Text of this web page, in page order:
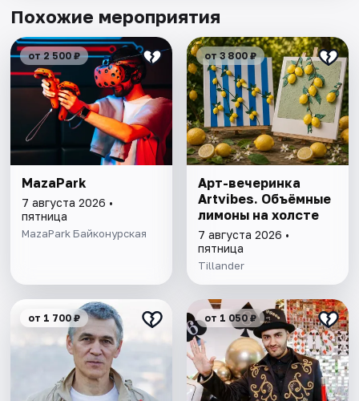
Похожие мероприятия
от 2 500 ₽
MazaPark
7 августа 2026 •
пятница
MazaPark Байконурская
от 3 800 ₽
Арт-вечеринка
Artvibes. Объёмные
лимоны на холсте
7 августа 2026 •
пятница
Tillander
от 1 700 ₽ от 1 050 ₽